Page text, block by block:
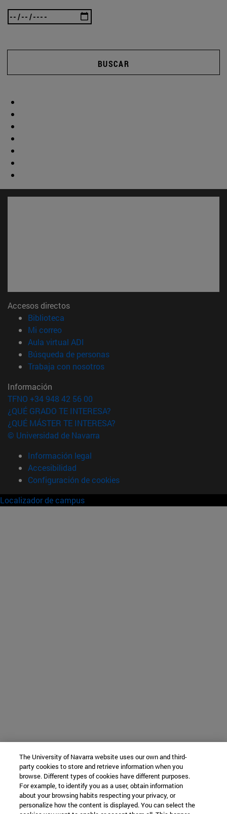
BUSCAR
Accesos directos
Biblioteca
Mi correo(abre en nueva ventana)
Aula virtual ADI
Búsqueda de personas(abre en nueva ventana)
Trabaja con nosotros(abre en nueva ventana)
Información
TFNO +34 948 42 56 00
¿QUÉ GRADO TE INTERESA?
¿QUÉ MÁSTER TE INTERESA?
© Universidad de Navarra
Información legal
Accesibilidad
Configuración de cookies
Localizador de campus
The University of Navarra website uses our own and third-
party cookies to store and retrieve information when you
browse. Different types of cookies have different purposes.
For example, to identify you as a user, obtain information
about your browsing habits respecting your privacy, or
personalize how the content is displayed. You can select the